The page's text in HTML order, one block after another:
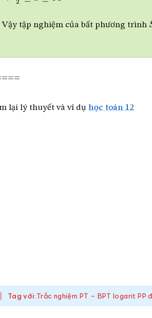
Vậy tập nghiệm của bất phương trình
lại lý thuyết và ví dụ học toán 12
Tag với:Trắc nghiệm PT – BPT logarit PP